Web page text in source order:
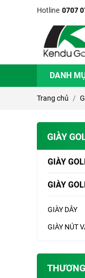
Hotline 0707
DANH
Trang chủ
GIÀY
GIÀY
GIÀY
GIÀY DÂY
GIÀY NÚT